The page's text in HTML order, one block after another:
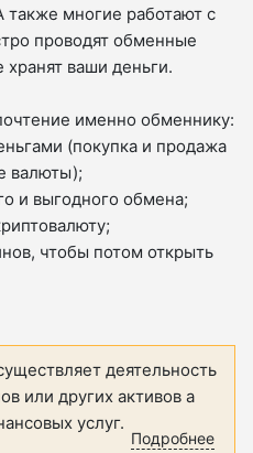
также многие работают с
проводят обменные
хранят ваши деньги.
именно обменнику:
(покупка и продажа
валюты);
и выгодного обмена;
чтобы потом открыть
деятельность
или других активов а
услуг.
Подробнее